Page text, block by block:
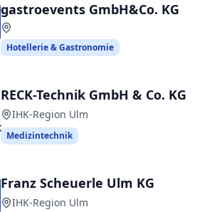
gastroevents GmbH&Co. KG
Hotellerie & Gastronomie
RECK-Technik GmbH & Co. KG
IHK-Region Ulm
Medizintechnik
Franz Scheuerle Ulm KG
IHK-Region Ulm